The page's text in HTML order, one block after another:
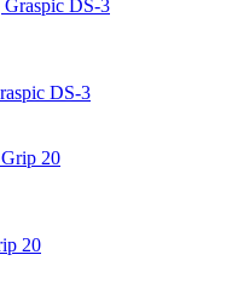
DS-3
20